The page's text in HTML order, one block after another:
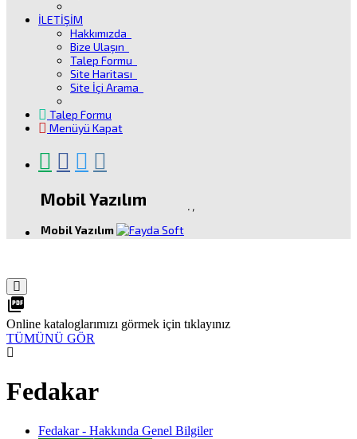
İLETİŞİM
Hakkımızda
Bize Ulaşın
Talep Formu
Site Haritası
Site İçi Arama
Talep Formu
Menüyü Kapat
Mobil Yazılım
Mobil Yazılım
. ,
picture_as_pdf
Online kataloglarımızı görmek için tıklayınız
TÜMÜNÜ GÖR
Fedakar
Fedakar - Hakkında Genel Bilgiler